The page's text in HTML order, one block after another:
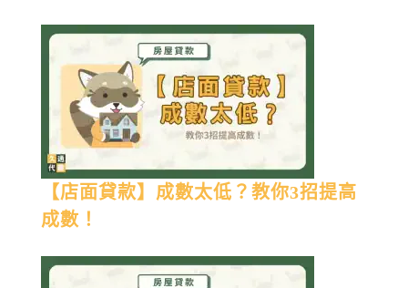
【店面貸款】成數太低？教你3招提高
成數！